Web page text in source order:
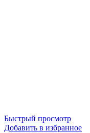
Быстрый просмотр
Добавить в избранное